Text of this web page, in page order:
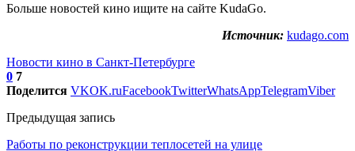
Больше новостей кино ищите на сайте KudaGo.
Источник: kudago.com
Новости кино в Санкт-Петербурге
0 7
Поделится VKOK.ruFacebookTwitterWhatsAppTelegramViber
Предыдущая запись
Работы по реконструкции теплосетей на улице